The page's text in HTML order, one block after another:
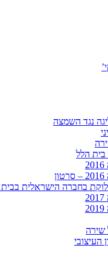
בית הלל
בחברה הישראלית
העיצובי